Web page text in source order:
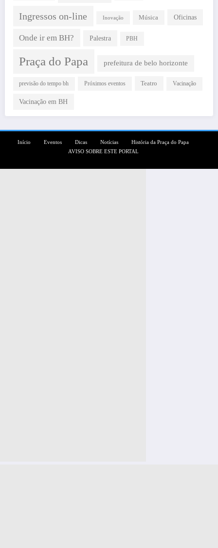
Ingressos on-line Inovação Música Oficinas
Onde ir em BH? Palestra PBH
Praça do Papa prefeitura de belo horizonte
previsão do tempo bh Próximos eventos Teatro Vacinação
Vacinação em BH
Início Eventos Dicas Notícias
História da Praça do Papa
AVISO SOBRE ESTE PORTAL